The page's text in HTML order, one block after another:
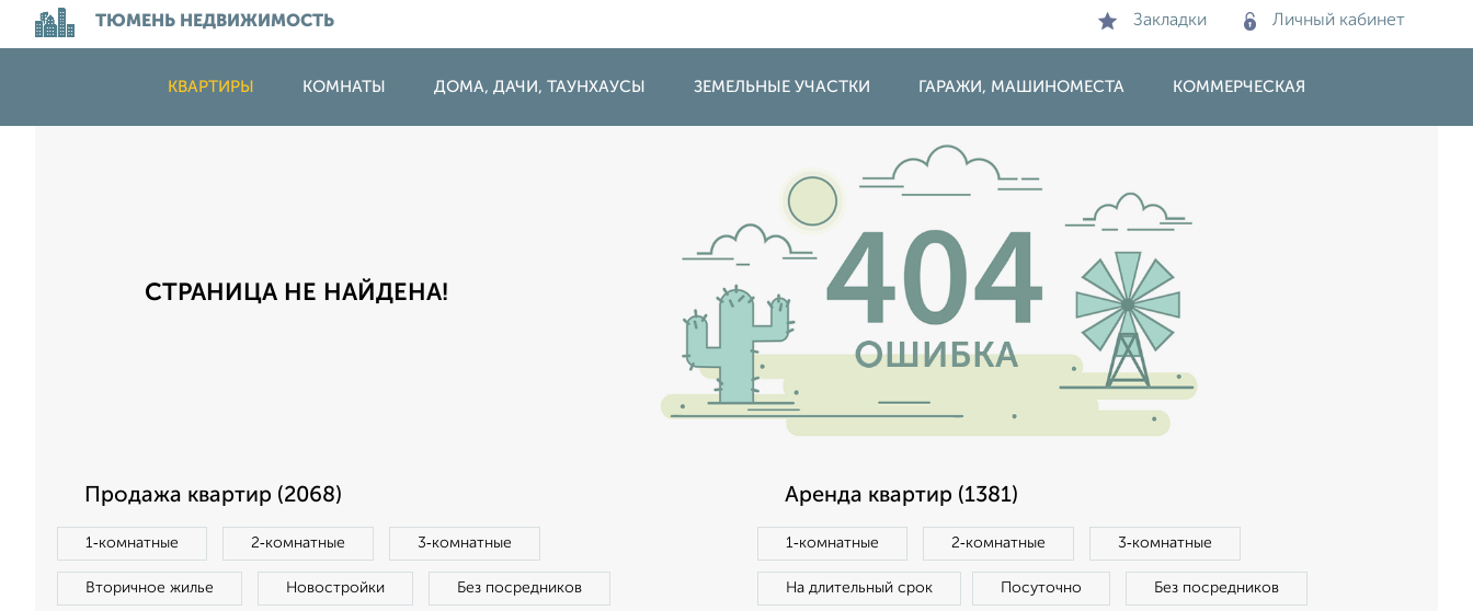
ТЮМЕНЬ НЕДВИЖИМОСТЬ Закладки Личный кабинет
КВАРТИРЫ КОМНАТЫ ДОМА, ДАЧИ, ТАУНХАУСЫ ЗЕМЕЛЬНЫЕ УЧАСТКИ ГАРАЖИ, МАШИНОМЕСТА КОММЕРЧЕСКАЯ
СТРАНИЦА НЕ НАЙДЕНА!
Продажа квартир (2068)
1‑комнатные 2‑комнатные 3‑комнатные
Вторичное жилье Новостройки Без посредников
Аренда квартир (1381)
1‑комнатные 2‑комнатные 3‑комнатные
На длительный срок Посуточно Без посредников